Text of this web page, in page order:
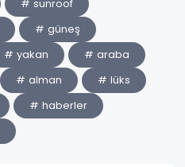
# sunroof
# güneş
# yakan
# araba
# alman
# lüks
# haberler